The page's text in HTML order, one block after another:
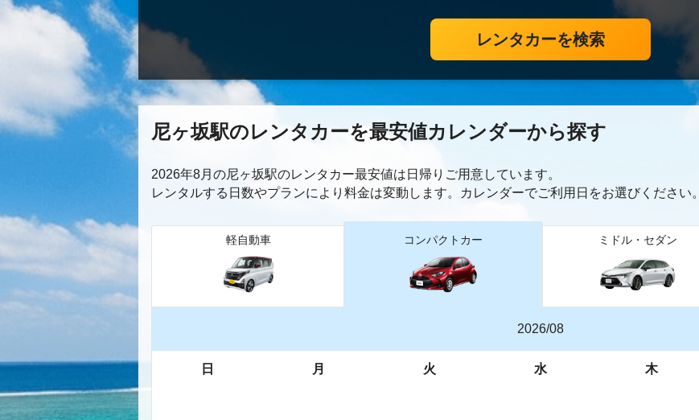
レンタカーを検索
尼ヶ坂駅のレンタカーを最安値カレンダーから探す
2026年8月の尼ヶ坂駅のレンタカー最安値は日帰り ご用意しています。
レンタルする日数やプランにより料金は変動します。カレンダーでご利用日をお選びください。
軽自動車 コンパクトカー ミドル・セダン
2026/08
日 月 火 水 木